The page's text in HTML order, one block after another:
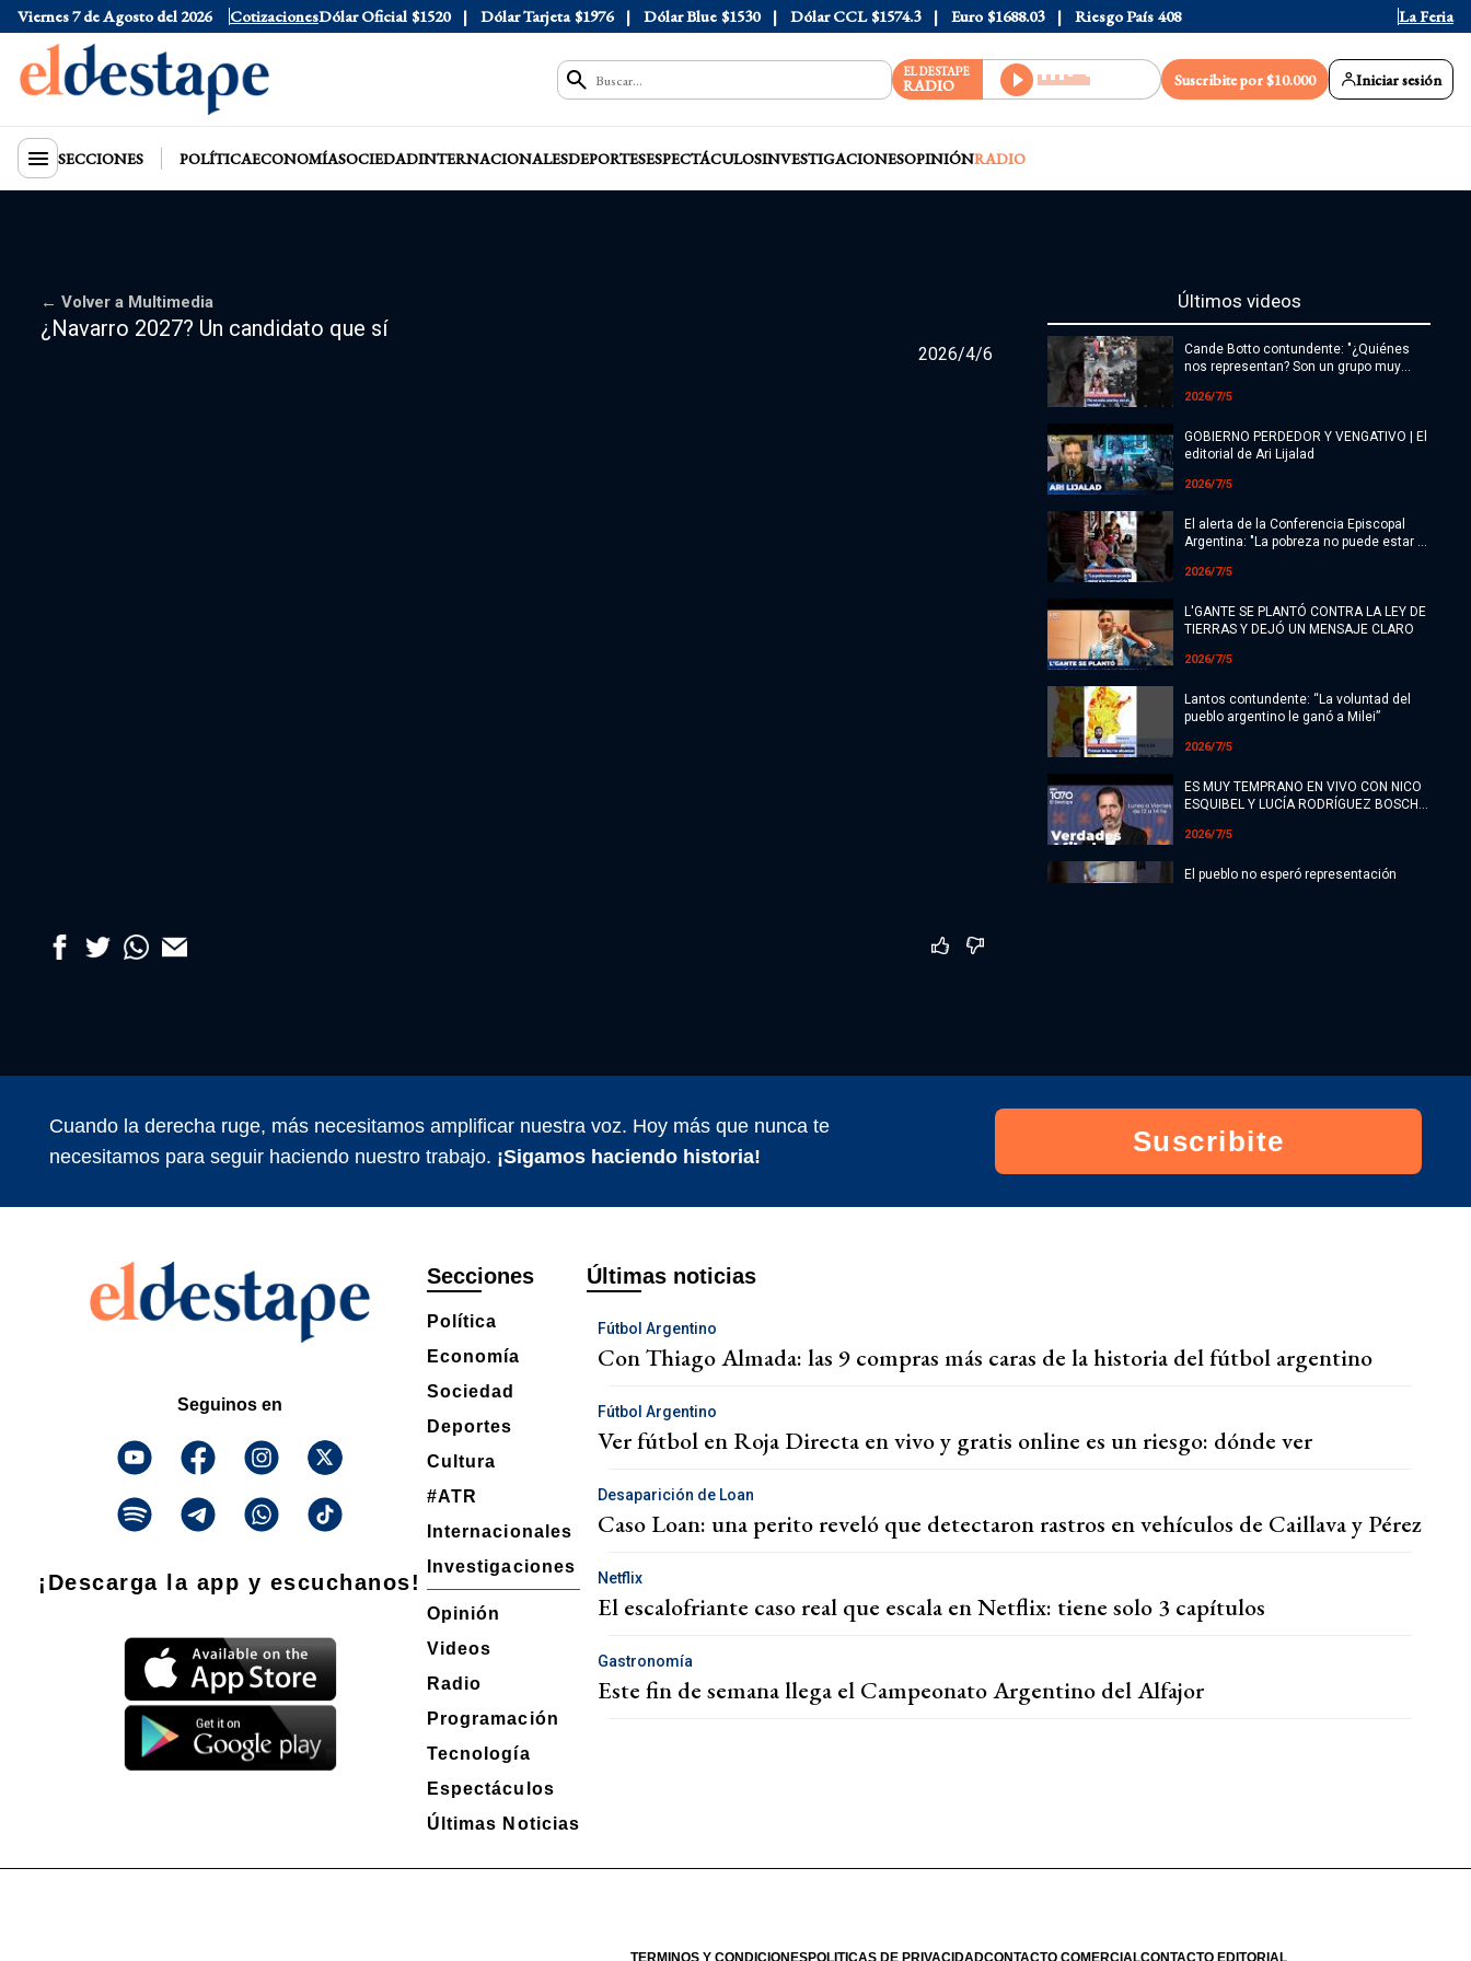
Viernes 7 de Agosto del 2026 CotizacionesDólar Oficial $1520 Dólar Tarjeta $1976 Dólar Blue $1530 Dólar CCL $1574.3 Euro $1688.03 Riesgo País 408 La Feria
EL DESTAPE
RADIO Suscribite por $10.000 Iniciar sesión
SECCIONES POLÍTICAECONOMÍASOCIEDADINTERNACIONALESDEPORTESESPECTÁCULOSINVESTIGACIONESOPINIÓNRADIO
← Volver a Multimedia
¿Navarro 2027? Un candidato que sí
2026/4/6
Últimos videos
Cande Botto contundente: "¿Quiénes
nos representan? Son un grupo muy
2026/7/5
GOBIERNO PERDEDOR Y VENGATIVO | El
editorial de Ari Lijalad
2026/7/5
El alerta de la Conferencia Episcopal
Argentina: "La pobreza no puede estar a
2026/7/5
L'GANTE SE PLANTÓ CONTRA LA LEY DE
TIERRAS Y DEJÓ UN MENSAJE CLARO
2026/7/5
Lantos contundente: “La voluntad del
pueblo argentino le ganó a Milei”
2026/7/5
ES MUY TEMPRANO EN VIVO CON NICO
ESQUIBEL Y LUCÍA RODRÍGUEZ BOSCH |
2026/7/5
El pueblo no esperó representación
🚨 ¡¡MILEI SE LA PEGÓ FEO!! SIGUE EN
CAÍDA Y PERDIENDO LA BATALLA
CULTURAL | El Pase con Nico Lantos
Cuando la derecha ruge, más necesitamos amplificar nuestra voz. Hoy más que nunca te
necesitamos para seguir haciendo nuestro trabajo. ¡Sigamos haciendo historia! Suscribite
Seguinos en
¡Descarga la app y escuchanos!
Secciones
Política
Economía
Sociedad
Deportes
Cultura
#ATR
Internacionales
Investigaciones
Opinión
Videos
Radio
Programación
Tecnología
Espectáculos
Últimas Noticias
Últimas noticias
Fútbol Argentino
Con Thiago Almada: las 9 compras más caras de la historia del fútbol argentino
Fútbol Argentino
Ver fútbol en Roja Directa en vivo y gratis online es un riesgo: dónde ver
Desaparición de Loan
Caso Loan: una perito reveló que detectaron rastros en vehículos de Caillava y Pérez
Netflix
El escalofriante caso real que escala en Netflix: tiene solo 3 capítulos
Gastronomía
Este fin de semana llega el Campeonato Argentino del Alfajor